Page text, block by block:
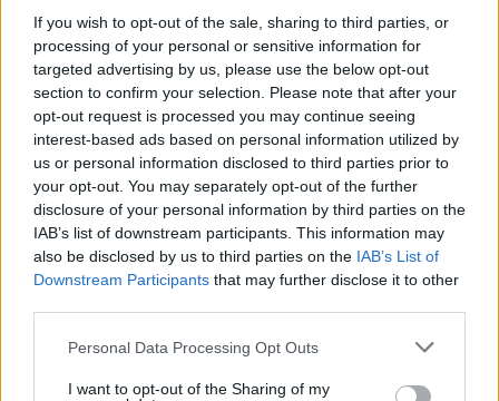
If you wish to opt-out of the sale, sharing to third parties, or
processing of your personal or sensitive information for
targeted advertising by us, please use the below opt-out
section to confirm your selection. Please note that after your
opt-out request is processed you may continue seeing
interest-based ads based on personal information utilized by
us or personal information disclosed to third parties prior to
your opt-out. You may separately opt-out of the further
disclosure of your personal information by third parties on the
IAB’s list of downstream participants. This information may
also be disclosed by us to third parties on the IAB’s List of
Downstream Participants that may further disclose it to other
Please note that this website/app uses one or more Google
not limited to your visit or usage behaviour. You may click to
Personal Data Processing Opt Outs
I want to opt-out of the Sharing of my
MAGYAR ÉPÍTŐK